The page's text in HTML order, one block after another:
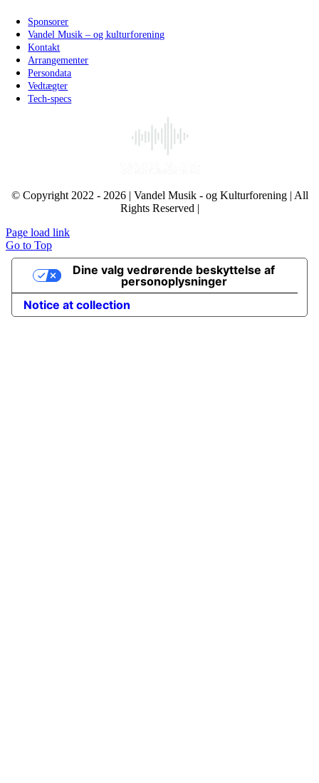
Sponsorer
Vandel Musik – og kulturforening
Kontakt
Arrangementer
Persondata
Vedtægter
Tech-specs
© Copyright 2022 - 2026 | Vandel Musik - og Kulturforening | All
Rights Reserved |
Page load link
Go to Top
Notice at collection
Dine valg vedrørende beskyttelse af
personoplysninger